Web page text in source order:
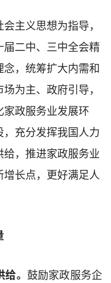
主义思想为指导，
二中、三中全会精
，统筹扩大内需和
为主、政府引导，
政服务业发展环
充分发挥我国人力
，推进家政服务业
长点，更好满足人
。 鼓励家政服务企